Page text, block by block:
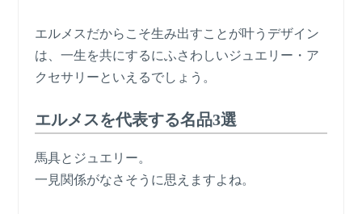
エルメスだからこそ生み出すことが叶うデザイン
は、一生を共にするにふさわしいジュエリー・ア
クセサリーといえるでしょう。
エルメスを代表する名品3選
馬具とジュエリー。
一見関係がなさそうに思えますよね。